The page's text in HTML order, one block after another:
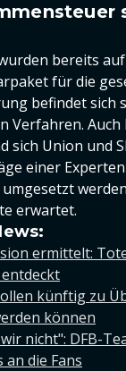
bereits
für die
befindet sich
Verfahren. Auch
sich Union und
einer
erwartet.
ermittelt:
künftig zu
können
nicht": DFB-
an die Fans